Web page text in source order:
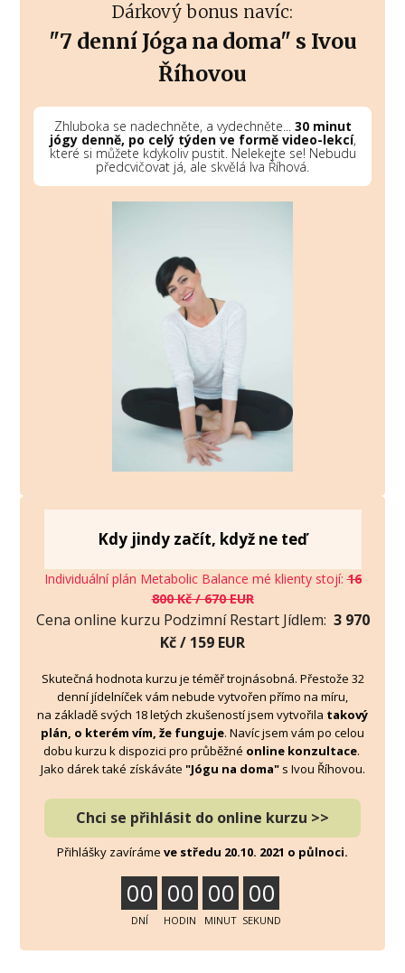
Dárkový bonus navíc:
"7 denní Jóga na doma" s Ivou
Říhovou
Zhluboka se nadechněte, a vydechněte... 30 minut
jógy denně, po celý týden ve formě video-lekcí,
které si můžete kdykoliv pustit. Nelekejte se! Nebudu
předcvičovat já, ale skvělá Iva Říhová.
Kdy jindy začít, když ne teď
Individuální plán Metabolic Balance mé klienty stojí:16
800 Kč / 670 EUR
Cena online kurzu Podzimní Restart Jídlem: 3 970
Kč / 159 EUR
Skutečná hodnota kurzu je téměř trojnásobná. Přestože 32
denní jídelníček vám nebude vytvořen přímo na míru,
na základě svých 18 letých zkušeností jsem vytvořila takový
plán, o kterém vím, že funguje. Navíc jsem vám po celou
dobu kurzu k dispozici pro průběžné online konzultace.
Jako dárek také získáváte "Jógu na doma"s Ivou Říhovou.
Chci se přihlásit do online kurzu >>
Přihlášky zavíráme ve středu 20.10. 2021 o půlnoci.
00
DNÍ
00
HODIN
00
MINUT
00
SEKUND